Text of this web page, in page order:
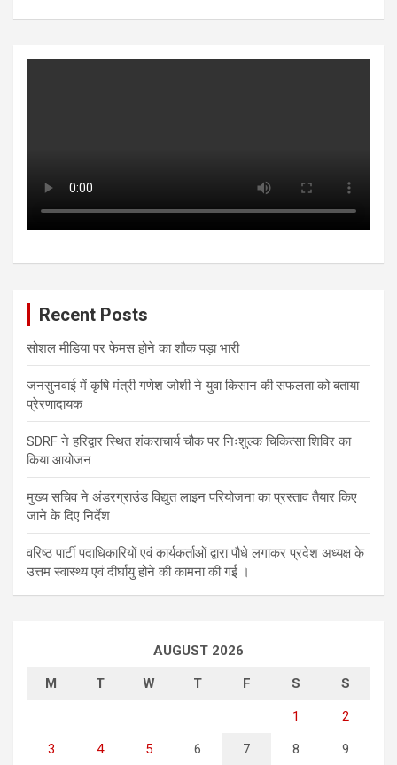
Recent Posts
सोशल मीडिया पर फेमस होने का शौक पड़ा भारी
जनसुनवाई में कृषि मंत्री गणेश जोशी ने युवा किसान की सफलता को बताया
प्रेरणादायक
SDRF ने हरिद्वार स्थित शंकराचार्य चौक पर निःशुल्क चिकित्सा शिविर का
किया आयोजन
मुख्य सचिव ने अंडरग्राउंड विद्युत लाइन परियोजना का प्रस्ताव तैयार किए
जाने के दिए निर्देश
वरिष्ठ पार्टी पदाधिकारियों एवं कार्यकर्ताओं द्वारा पौधे लगाकर प्रदेश अध्यक्ष के
उत्तम स्वास्थ्य एवं दीर्घायु होने की कामना की गई ।
AUGUST 2026
M T W T F S S
1 2
3 4 5 6 7 8 9